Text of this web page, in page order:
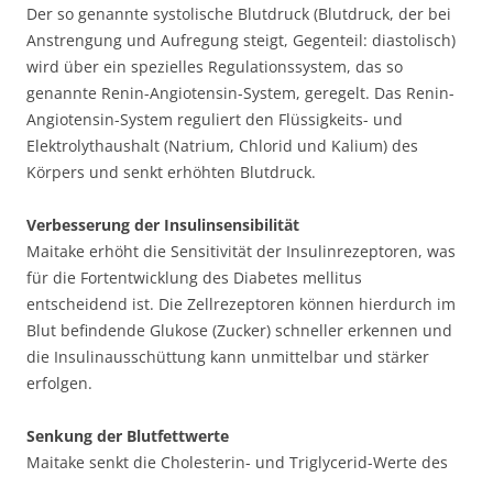
Der so genannte systolische Blutdruck (Blutdruck, der bei
Anstrengung und Aufregung steigt, Gegenteil: diastolisch)
wird über ein spezielles Regulationssystem, das so
genannte Renin-Angiotensin-System, geregelt. Das Renin-
Angiotensin-System reguliert den Flüssigkeits- und
Elektrolythaushalt (Natrium, Chlorid und Kalium) des
Körpers und senkt erhöhten Blutdruck.
Verbesserung der Insulinsensibilität
Maitake erhöht die Sensitivität der Insulinrezeptoren, was
für die Fortentwicklung des Diabetes mellitus
entscheidend ist. Die Zellrezeptoren können hierdurch im
Blut befindende Glukose (Zucker) schneller erkennen und
die Insulinausschüttung kann unmittelbar und stärker
erfolgen.
Senkung der Blutfettwerte
Maitake senkt die Cholesterin- und Triglycerid-Werte des